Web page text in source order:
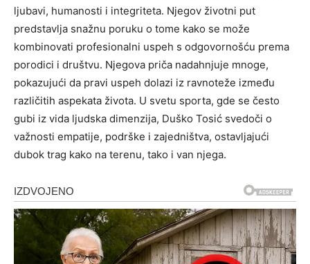
ljubavi, humanosti i integriteta. Njegov životni put
predstavlja snažnu poruku o tome kako se može
kombinovati profesionalni uspeh s odgovornošću prema
porodici i društvu. Njegova priča nadahnjuje mnoge,
pokazujući da pravi uspeh dolazi iz ravnoteže između
različitih aspekata života. U svetu sporta, gde se često
gubi iz vida ljudska dimenzija, Duško Tosić svedoči o
važnosti empatije, podrške i zajedništva, ostavljajući
dubok trag kako na terenu, tako i van njega.